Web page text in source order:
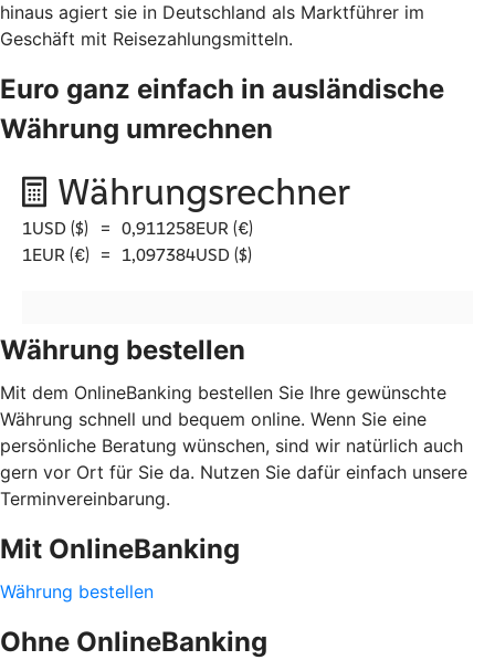
hinaus agiert sie in Deutschland als Marktführer im
Geschäft mit Reisezahlungsmitteln.
Euro ganz einfach in ausländische
Währung umrechnen
Währung bestellen
Mit dem OnlineBanking bestellen Sie Ihre gewünschte
Währung schnell und bequem online. Wenn Sie eine
persönliche Beratung wünschen, sind wir natürlich auch
gern vor Ort für Sie da. Nutzen Sie dafür einfach unsere
Terminvereinbarung.
Mit OnlineBanking
Währung bestellen
Ohne OnlineBanking